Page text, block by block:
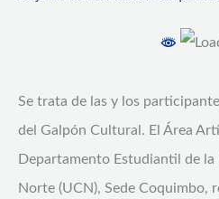
Se trata de las y los
del Galpón Cultural. El Área
Departamento Estudiantil de la
Norte (UCN), Sede Coquimbo,
sus
talentos
artísticos